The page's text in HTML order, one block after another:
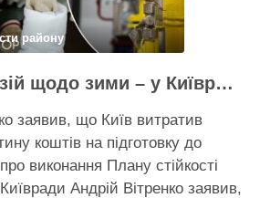
району
Жодних ілюзій щодо зими – у Київраді закидають, що КМДА виконала План стійкості на 20%
заявив, що Київ витратив
коштів на підготовку до
виконання Плану стійкості
Андрій Вітренко заявив,